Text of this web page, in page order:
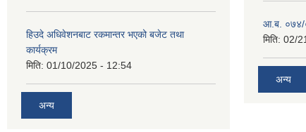
हिउदे अधिवेशनबाट रकमान्तर भएको बजेट तथा
कार्यक्रम
मिति: 01/10/2025 - 12:54
अन्य
आ.ब. ०७४/
मिति: 02/
अन्य